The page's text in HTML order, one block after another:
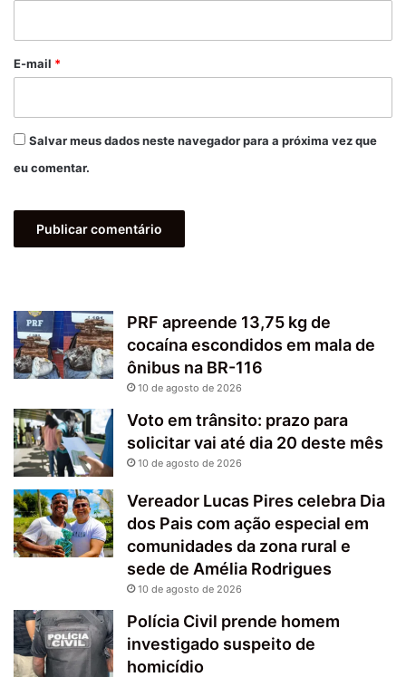
*
E-mail *
Salvar meus dados neste navegador para a próxima vez que
eu comentar.
PRF apreende 13,75 kg de
cocaína escondidos em mala de
ônibus na BR-116
10 de agosto de 2026
Voto em trânsito: prazo para
solicitar vai até dia 20 deste mês
10 de agosto de 2026
Vereador Lucas Pires celebra Dia
dos Pais com ação especial em
comunidades da zona rural e
sede de Amélia Rodrigues
10 de agosto de 2026
Polícia Civil prende homem
investigado suspeito de
homicídio